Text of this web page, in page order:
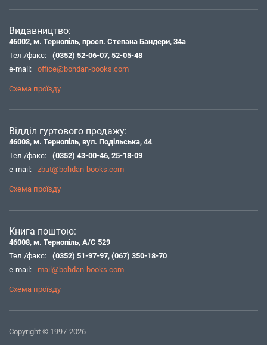
Видавництво:
46002, м. Тернопіль, просп. Степана Бандери, 34а
Тел./факс:
(0352) 52-06-07, 52-05-48
e-mail:
office@bohdan-books.com
Схема проїзду
Відділ гуртового продажу:
46008, м. Тернопіль, вул. Подільська, 44
Тел./факс:
(0352) 43-00-46, 25-18-09
e-mail:
zbut@bohdan-books.com
Схема проїзду
Книга поштою:
46008, м. Тернопіль, А/С 529
Тел./факс:
(0352) 51-97-97, (067) 350-18-70
e-mail:
mail@bohdan-books.com
Схема проїзду
Copyright © 1997-2026